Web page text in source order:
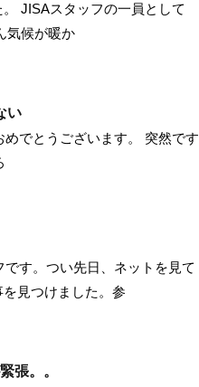
JISAスタッフの一員として
気候が暖か
い
でとうございます。 突然です
す。つい先日、ネットを見て
見つけました。参
張。。